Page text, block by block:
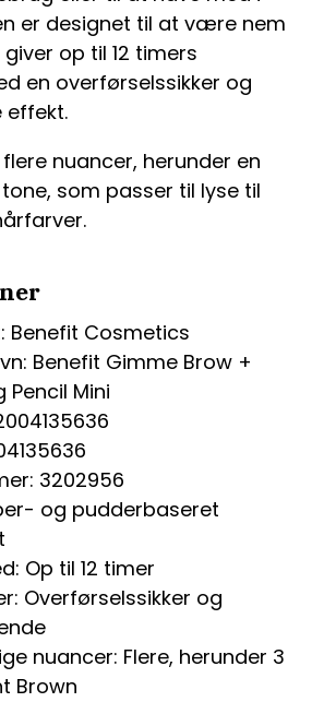
er designet til at være nem
op til 12 timers
en overførselssikker og
effekt.
nuancer, herunder en
som passer til lyse til
Benefit Cosmetics
Benefit Gimme Brow +
Pencil Mini
3202956
og pudderbaseret
Op til 12 timer
Overførselssikker og
nuancer: Flere, herunder 3
Brown